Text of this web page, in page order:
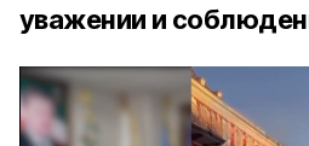
уважении и